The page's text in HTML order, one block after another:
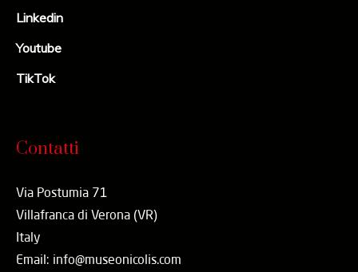
Linkedin
Youtube
TikTok
Contatti
Via Postumia 71
Villafranca di Verona (VR)
Italy
Email: info@museonicolis.com